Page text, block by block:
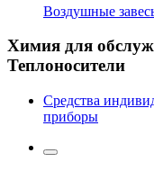
Воздушные
Химия для
Теплоносители
Средства
приборы